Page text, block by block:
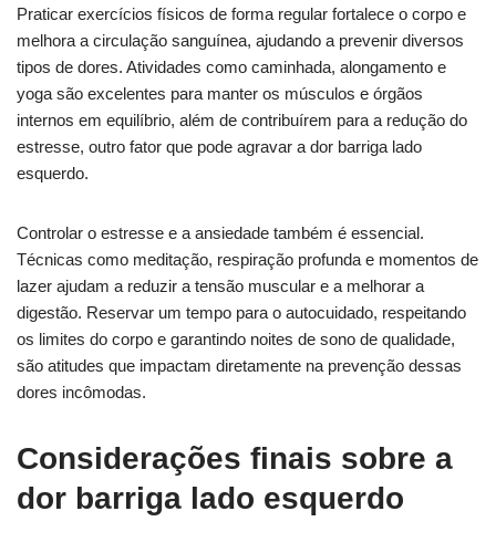
Praticar exercícios físicos de forma regular fortalece o corpo e
melhora a circulação sanguínea, ajudando a prevenir diversos
tipos de dores. Atividades como caminhada, alongamento e
yoga são excelentes para manter os músculos e órgãos
internos em equilíbrio, além de contribuírem para a redução do
estresse, outro fator que pode agravar a dor barriga lado
esquerdo.
Controlar o estresse e a ansiedade também é essencial.
Técnicas como meditação, respiração profunda e momentos de
lazer ajudam a reduzir a tensão muscular e a melhorar a
digestão. Reservar um tempo para o autocuidado, respeitando
os limites do corpo e garantindo noites de sono de qualidade,
são atitudes que impactam diretamente na prevenção dessas
dores incômodas.
Considerações finais sobre a
dor barriga lado esquerdo